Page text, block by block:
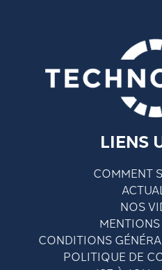
LIENS
COMMENT
NOS
CONDITIONS
POLITIQUE DE